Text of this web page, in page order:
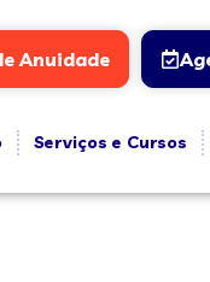
Anuidade
Serviços e Cursos